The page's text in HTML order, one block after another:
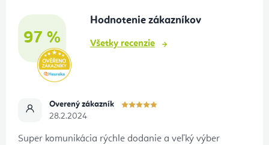
97 %
Hodnotenie zákazníkov
Všetky recenzie
Overený zákazník
28.2.2024
Super komunikácia rýchle dodanie a veľký výber